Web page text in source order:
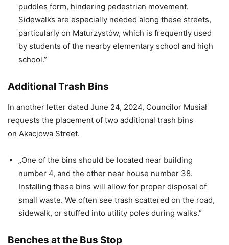
puddles form, hindering pedestrian movement.
Sidewalks are especially needed along these streets,
particularly on Maturzystów, which is frequently used
by students of the nearby elementary school and high
school.”
Additional Trash Bins
In another letter dated June 24, 2024, Councilor Musiał
requests the placement of two additional trash bins
on Akacjowa Street.
„One of the bins should be located near building
number 4, and the other near house number 38.
Installing these bins will allow for proper disposal of
small waste. We often see trash scattered on the road,
sidewalk, or stuffed into utility poles during walks.”
Benches at the Bus Stop